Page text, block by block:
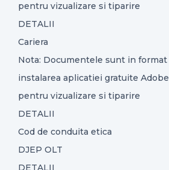
pentru vizualizare si tiparire
DETALII
Cariera
Nota: Documentele sunt in
instalarea aplicatiei gratuite
pentru vizualizare si tiparire
DETALII
Cod de conduita etica
DJEP OLT
DETALII